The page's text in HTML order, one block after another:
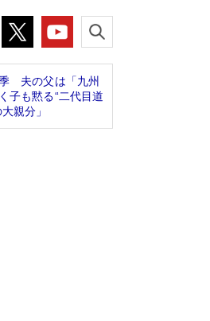
夫の父は「九州
子も黙る“二代目道
親分」